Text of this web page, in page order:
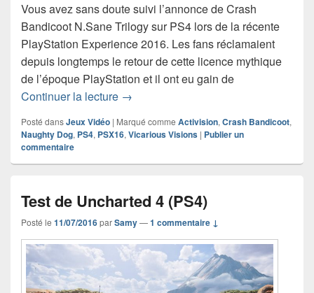
Vous avez sans doute suivi l’annonce de Crash
Bandicoot N.Sane Trilogy sur PS4 lors de la récente
PlayStation Experience 2016. Les fans réclamaient
depuis longtemps le retour de cette licence mythique
de l’époque PlayStation et il ont eu gain de
Continuer la lecture Crash Bandicoot N.Sane Trilogy
→
Posté dansJeux Vidéo | Marqué comme Activision, Crash Bandicoot,
Naughty Dog, PS4, PSX16, Vicarious Visions | Publier un
commentaire
Test de Uncharted 4 (PS4)
Posté le 11/07/2016parSamy—1 commentaire ↓